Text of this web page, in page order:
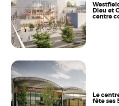
Dieu et
centre
Le
fête ses